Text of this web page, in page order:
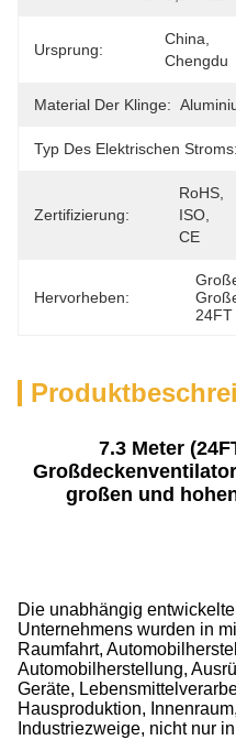
Ursprung:
China,
Chengdu
Material Der Klinge:
Typ Des Elektrischen Stroms:
Zertifizierung:
RoHS,
ISO,
CE
Hervorheben:
7.3 Meter
großen und
Die unabhängig
Unternehmens wurden in
Raumfahrt,
Automobilherstellung,
Geräte,
Hausproduktion,
Industriezweige, nicht nur